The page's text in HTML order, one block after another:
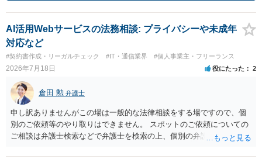
AI活用Webサービスの法務相談: プライバシーや未成年
対応など
#契約書作成・リーガルチェック #IT・通信業界 #個人事業主・フリーランス
2026年7月18日 役にたった 2
倉田 勲 弁護士
申し訳ありませんがこの場は一般的な法律相談をする場ですので、個
別のご依頼等のやり取りはできません。 スポットのご依頼についての
ご相談は弁護士検索などで弁護士を検索の上、個別の弁護士にご連絡